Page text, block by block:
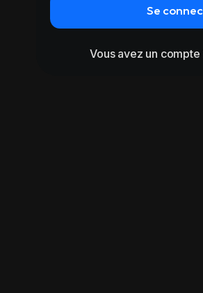
Se
Vous avez un